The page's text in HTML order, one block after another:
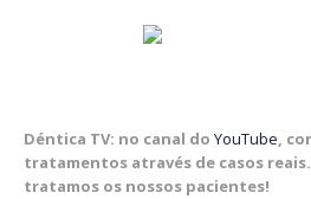
Déntica TV: no canal do YouTube,
tratamentos através de casos
tratamos os nossos pacientes!